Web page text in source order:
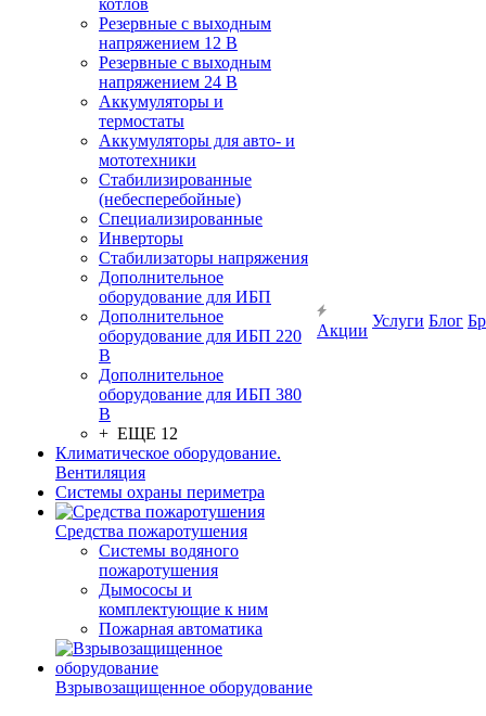
котлов
Резервные с выходным
напряжением 12 В
Резервные с выходным
напряжением 24 В
Аккумуляторы и
термостаты
Аккумуляторы для авто- и
мототехники
Стабилизированные
(небесперебойные)
Специализированные
Инверторы
Стабилизаторы напряжения
Дополнительное
оборудование для ИБП
Дополнительное
оборудование для ИБП 220
В
Дополнительное
оборудование для ИБП 380
В
+ ЕЩЕ 12
Климатическое оборудование.
Вентиляция
Системы охраны периметра
Средства пожаротушения
Системы водяного
пожаротушения
Дымососы и
комплектующие к ним
Пожарная автоматика
Взрывозащищенное оборудование
Акции
Услуги Блог